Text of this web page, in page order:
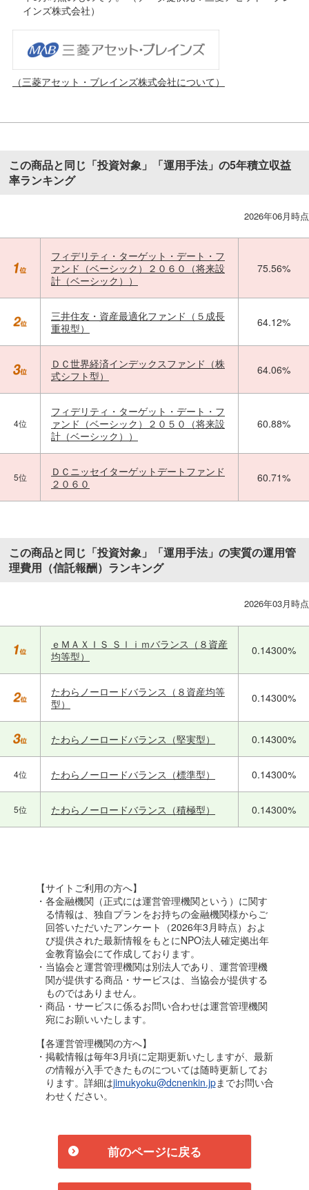
インズ株式会社）
（三菱アセット・ブレインズ株式会社について）
この商品と同じ「投資対象」「運用手法」の5年積立収益
率ランキング
2026年06月時点
フィデリティ・ターゲット・デート・フ
ァンド（ベーシック）２０６０（将来設
計（ベーシック））
75.56%
三井住友・資産最適化ファンド（５成長
重視型）
64.12%
ＤＣ世界経済インデックスファンド（株
式シフト型）
64.06%
4位
フィデリティ・ターゲット・デート・フ
ァンド（ベーシック）２０５０（将来設
計（ベーシック））
60.88%
5位
ＤＣニッセイターゲットデートファンド
２０６０
60.71%
この商品と同じ「投資対象」「運用手法」の実質の運用管
理費用（信託報酬）ランキング
2026年03月時点
ｅＭＡＸＩＳ Ｓｌｉｍバランス（８資産
均等型）
0.14300%
たわらノーロードバランス（８資産均等
型）
0.14300%
たわらノーロードバランス（堅実型） 0.14300%
4位 たわらノーロードバランス（標準型） 0.14300%
5位 たわらノーロードバランス（積極型） 0.14300%
【サイトご利用の方へ】
・各金融機関（正式には運営管理機関という）に関す
る情報は、独自プランをお持ちの金融機関様からご
回答いただいたアンケート（2026年3月時点）およ
び提供された最新情報をもとにNPO法人確定拠出年
金教育協会にて作成しております。
・当協会と運営管理機関は別法人であり、運営管理機
関が提供する商品・サービスは、当協会が提供する
ものではありません。
・商品・サービスに係るお問い合わせは運営管理機関
宛にお願いいたします。
【各運営管理機関の方へ】
・掲載情報は毎年3月頃に定期更新いたしますが、最新
の情報が入手できたものについては随時更新してお
ります。詳細はjimukyoku@dcnenkin.jpまでお問い合
わせください。
前のページに戻る